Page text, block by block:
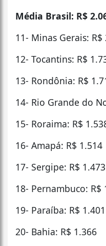
Média Brasil: R$
11- Minas Gerais: R$
12- Tocantins: R$
13- Rondônia: R$
14- Rio Grande do
15- Roraima: R$
16- Amapá: R$ 1.514
17- Sergipe: R$ 1.473
18- Pernambuco: R$
19- Paraíba: R$ 1.401
20- Bahia: R$ 1.366